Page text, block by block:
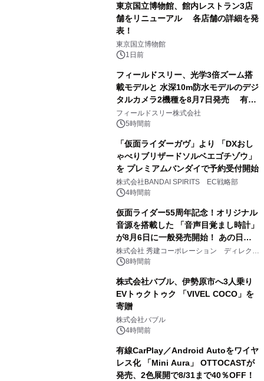
東京国立博物館、館内レストラン3店
舗をリニューアル 各店舗の詳細を発
表！
東京国立博物館
1日前
フィールドスリー、光学3倍ズーム搭
載モデルと 水深10m防水モデルのデジ
タルカメラ2機種を8月7日発売 有効
約1300万画素、用途別に選べるコンデ
ジ新登場
フィールドスリー株式会社
5時間前
「仮面ライダーガヴ」より 「DXおし
ゃべりブリザードソルベエゴチゾウ」
を プレミアムバンダイで予約受付開始
株式会社BANDAI SPIRITS EC戦略部
4時間前
仮面ライダー55周年記念！オリジナル
音源を搭載した 「音声目覚まし時計」
が8月6日に一般発売開始！ あの日の
大興奮が今甦る
株式会社 秀建コーポレーション ディレクト
アートギャラリー
8時間前
株式会社バブル、伊勢原市へ3人乗り
EVトゥクトゥク 「VIVEL COCO」を
寄贈
株式会社バブル
4時間前
有線CarPlay／Android Autoをワイヤ
レス化 「Mini Aura」 OTTOCASTが
発売、2色展開で8/31まで40％OFF！